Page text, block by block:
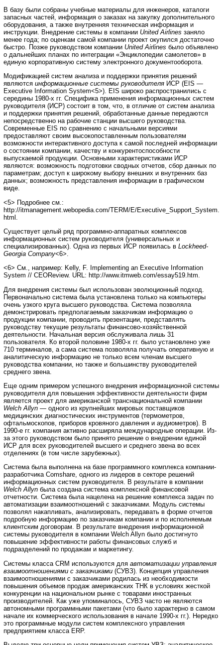
В базу были собраны учебные материалы для инженеров, каталоги
запасных частей, информация о заказах на закупку дополнительного
оборудования, а также внутренняя техническая информация и
инструкции. Внедрение системы в компании United Airlines заняло
менее года; по оценкам самой компании проект окупился достаточно
быстро. Позже руководством компании United Airlines было объявлено
о дальнейших планах по интеграции «Энциклопедии самолетов» в
единую корпоративную систему электронного документооборота.
Модификацией систем анализа и поддержки принятия решений
являются информационные системы руководителя ИСР (EIS —
Executive Information System<5>). EIS широко распространились с
середины 1980-х гг. Специфика применения информационных систем
руководителя (ИСР) состоит в том, что, в отличие от систем анализа
и поддержки принятия решений, обработанные данные передаются
непосредственно на рабочие станции высшего руководства.
Современные EIS по сравнению с начальными версиями
предоставляют своим высокопоставленным пользователям
возможности интерактивного доступа к самой последней информации
о состоянии компании, качеству и конкурентоспособности
выпускаемой продукции. Основными характеристиками ИСР
являются: возможность подготовки сводных отчетов, сбор данных по
параметрам; доступ к широкому выбору внешних и внутренних баз
данных; возможность представления информации в графическом
виде.
<5> Подробнее см.:
http://itmanagement.webopedia.com/TERM/E/Executive_Support_System.
html.
Существует целый ряд программно-аппаратных комплексов
информационных систем руководителя (универсальных и
специализированных). Одна из первых ИСР появилась в Lockheed-
Georgia Company<6>.
<6> См., например: Kelly, F. Implementing an Executive Information
System // CEOReview. URL: http://www.itmweb.com/essay519.htm.
Для внедрения системы был использован эволюционный подход.
Первоначально система была установлена только на компьютеры
очень узкого круга высшего руководства. Система позволяла
демонстрировать предполагаемым заказчикам информацию о
продукции компании, проводить презентации, представлять
руководству текущие результаты финансово-хозяйственной
деятельности. Начальная версия обслуживала лишь 31
пользователя. Ко второй половине 1980-х гг. было установлено уже
710 терминалов, а сама система позволяла получать оперативную и
аналитическую информацию не только всем членам высшего
руководства компании, но также и большинству руководителей
среднего звена.
Еще одним примером успешного внедрения информационной системы
руководителя для повышения эффективности деятельности фирм
является проект для американской транснациональной компании
Welch Allyn — одного из крупнейших мировых поставщиков
медицинских диагностических инструментов (термометров,
офтальмоскопов, приборов кровяного давления и аудиометров). В
1990-е гг. компания активно расширяла международные операции. Из-
за этого руководством было принято решение о внедрении единой
ИСР для всех руководителей высшего и среднего звена во всех
отделениях (в том числе зарубежных).
Система была выполнена на базе программного комплекса компании-
разработчика Сomshare, одного из лидеров в секторе решений
информационных систем руководителя. В результате в компании
Welch Allyn была создана система комплексной финансовой
отчетности. Система была нацелена на решение комплекса задач по
автоматизации взаимоотношений с заказчиками. Модуль системы
позволял накапливать, анализировать, передавать в форме отчетов
подробную информацию по заказчикам компании и по исполняемым
клиентским договорам. В результате внедрения информационной
системы руководителя в компании Welch Allyn было достигнуто
повышение эффективности работы финансовых служб и
подразделений по продажам и маркетингу.
Системы класса CRM используются для автоматизации управления
взаимоотношениями с заказчиками (СУВЗ). Концепция управления
взаимоотношениями с заказчиками родилась из необходимости
повышения объемов продаж американских ТНК в условиях жесткой
конкуренции на национальном рынке с товарами иностранных
производителей. Как уже упоминалось, СУВЗ часто не являются
автономными программными пакетами (что было характерно в самом
начале их коммерческого использования в начале 1990-х гг.). Нередко
это программные модули систем комплексного управления
предприятием класса ERP.